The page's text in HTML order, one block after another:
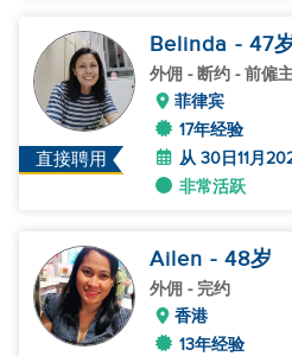
直接聘用
Belinda - 47
外佣 - 断约 - 前僱
菲律宾
17年经验
从 30日11月
非常活跃
Ailen - 48岁
外佣 - 完约
香港
13年经验